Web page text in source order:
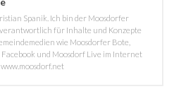
Spanik. Ich bin der Moosdorfer
für Inhalte und Konzepte
wie Moosdorfer Bote,
und Moosdorf Live im Internet